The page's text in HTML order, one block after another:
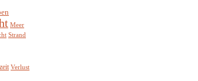
Meer
Strand
Verlust